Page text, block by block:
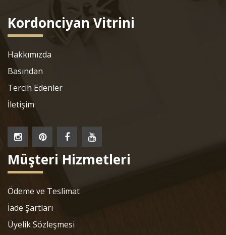
Kordonciyan Vitrini
Hakkımızda
Basından
Tercih Edenler
İletişim
Müşteri Hizmetleri
Ödeme ve Teslimat
İade Şartları
Üyelik Sözleşmesi